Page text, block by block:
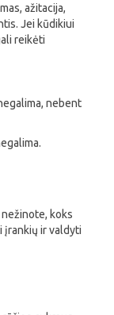
ažitacija,
Jei kūdikiui
reikėti
nebent
koks
įrankių ir valdyti